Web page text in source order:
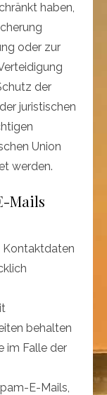
haben,
oder zur
der
juristischen
Union
werden.
Mails
Kontaktdaten
behalten
im Falle der
E-Mails,